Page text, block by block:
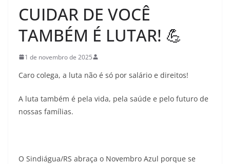
CUIDAR DE VOCÊ
TAMBÉM É LUTAR! 💪
1 de novembro de 2025
Caro colega, a luta não é só por salário e direitos!
A luta também é pela vida, pela saúde e pelo futuro de
nossas famílias.
O Sindiágua/RS abraça o Novembro Azul porque se